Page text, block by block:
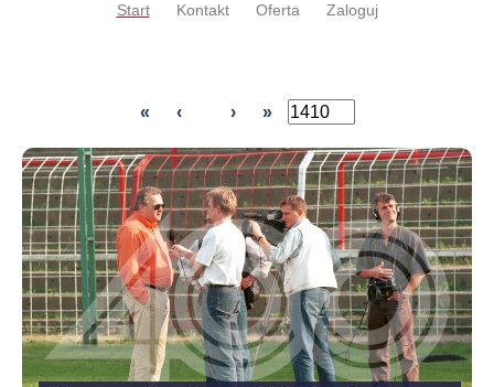
Start Kontakt Oferta Zaloguj
« ‹ › »